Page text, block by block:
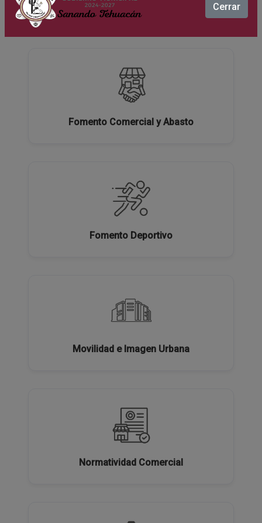
Cerrar
Ecología y Medio Ambiente
Fomento Comercial y Abasto
Fomento Deportivo
Movilidad e Imagen Urbana
Normatividad Comercial